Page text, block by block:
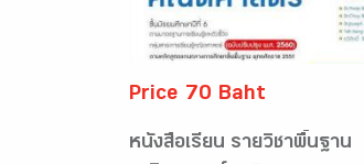
Price 70 Baht
หนังสือเรียน รายวิชาพื้นฐาน